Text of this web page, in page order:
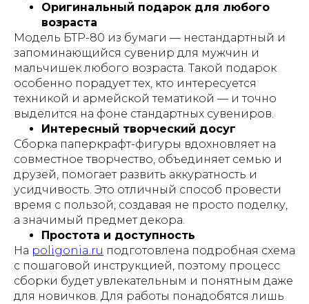
Оригинальный подарок для любого
возраста
Модель БТР-80 из бумаги — нестандартный и
запоминающийся сувенир для мужчин и
мальчишек любого возраста. Такой подарок
особенно порадует тех, кто интересуется
техникой и армейской тематикой — и точно
выделится на фоне стандартных сувениров.
Интересный творческий досуг
Сборка паперкрафт-фигуры вдохновляет на
совместное творчество, объединяет семью и
друзей, помогает развить аккуратность и
усидчивость. Это отличный способ провести
время с пользой, создавая не просто поделку,
а значимый предмет декора.
Простота и доступность
На poligonia.ru подготовлена подробная схема
с пошаговой инструкцией, поэтому процесс
сборки будет увлекательным и понятным даже
для новичков. Для работы понадобятся лишь